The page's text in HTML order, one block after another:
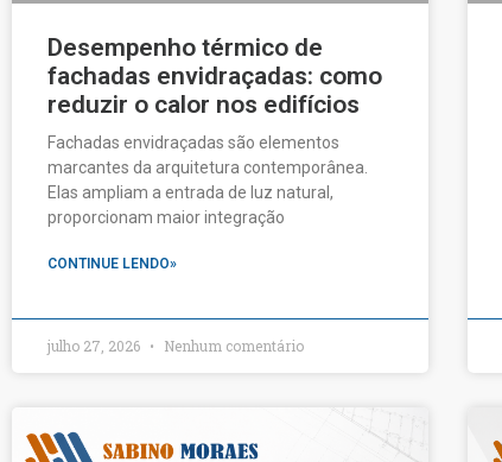
Desempenho térmico de
fachadas envidraçadas: como
reduzir o calor nos edifícios
Fachadas envidraçadas são elementos
marcantes da arquitetura contemporânea.
Elas ampliam a entrada de luz natural,
proporcionam maior integração
CONTINUE LENDO»
julho 27, 2026 Nenhum comentário